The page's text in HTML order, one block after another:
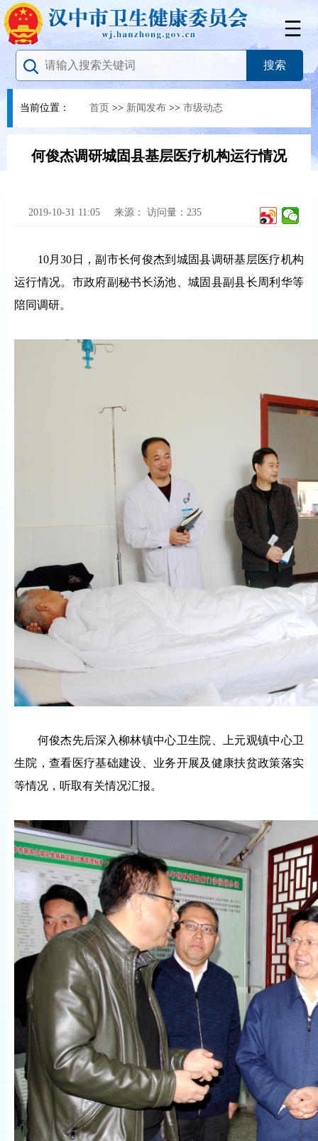
当前位置： 首页 >> 新闻发布 >> 市级动态
何俊杰调研城固县基层医疗机构运行情况
2019-10-31 11:05 来源： 访问量： 235
10月30日，副市长何俊杰到城固县调研基层医疗机构
运行情况。市政府副秘书长汤池、城固县副县长周利华等
陪同调研。
何俊杰先后深入柳林镇中心卫生院、上元观镇中心卫
生院，查看医疗基础建设、业务开展及健康扶贫政策落实
等情况，听取有关情况汇报。